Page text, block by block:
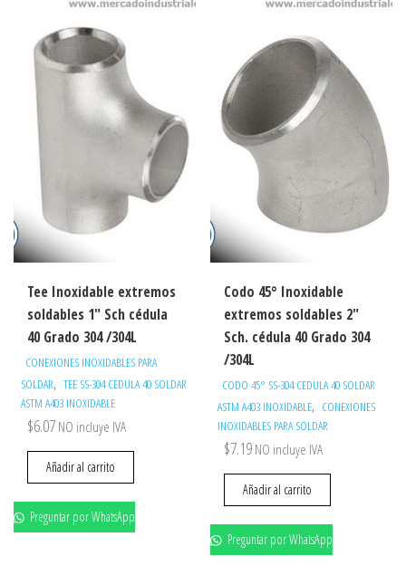
Tee Inoxidable extremos
soldables 1″ Sch cédula
40 Grado 304 /304L
CONEXIONES INOXIDABLES PARA
SOLDAR, TEE SS-304 CEDULA 40 SOLDAR
ASTM A403 INOXIDABLE
$6.07 NO incluye IVA
Añadir al carrito
Preguntar por WhatsApp
Codo 45° Inoxidable
extremos soldables 2″
Sch. cédula 40 Grado 304
/304L
CODO 45° SS-304 CEDULA 40 SOLDAR
ASTM A403 INOXIDABLE, CONEXIONES
INOXIDABLES PARA SOLDAR
$7.19 NO incluye IVA
Añadir al carrito
Preguntar por WhatsApp